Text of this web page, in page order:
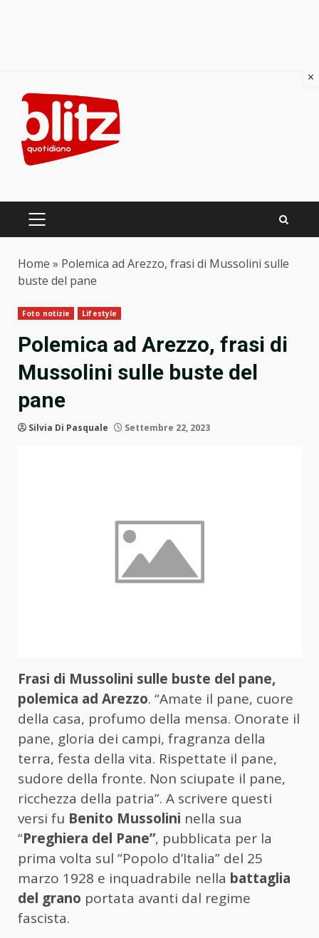
content
PRIMARY
Home » Polemica ad Arezzo, frasi di Mussolini sulle
buste del pane
Foto notizie Lifestyle
Polemica ad Arezzo, frasi di
Mussolini sulle buste del
pane
Silvia Di Pasquale Settembre 22, 2023
Frasi di Mussolini sulle buste del pane,
polemica ad Arezzo. “Amate il pane, cuore
della casa, profumo della mensa. Onorate il
pane, gloria dei campi, fragranza della
terra, festa della vita. Rispettate il pane,
sudore della fronte. Non sciupate il pane,
ricchezza della patria”. A scrivere questi
versi fu Benito Mussolini nella sua
“Preghiera del Pane”, pubblicata per la
prima volta sul “Popolo d’Italia” del 25
marzo 1928 e inquadrabile nella battaglia
del grano portata avanti dal regime
fascista.
×